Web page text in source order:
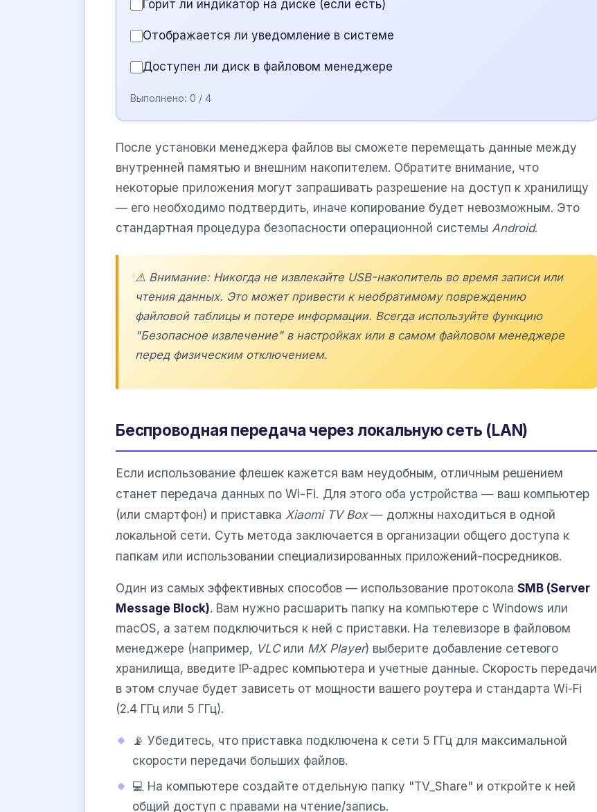
Горит ли индикатор на диске (если есть)
Отображается ли уведомление в системе
Доступен ли диск в файловом менеджере
Выполнено: 0 / 4
После установки менеджера файлов вы сможете перемещать данные между
внутренней памятью и внешним накопителем. Обратите внимание, что
некоторые приложения могут запрашивать разрешение на доступ к хранилищу
— его необходимо подтвердить, иначе копирование будет невозможным. Это
стандартная процедура безопасности операционной системы Android.
⚠️ Внимание: Никогда не извлекайте USB-накопитель во время записи или
чтения данных. Это может привести к необратимому повреждению
файловой таблицы и потере информации. Всегда используйте функцию
"Безопасное извлечение" в настройках или в самом файловом менеджере
перед физическим отключением.
Беспроводная передача через локальную сеть (LAN)
Если использование флешек кажется вам неудобным, отличным решением
станет передача данных по Wi-Fi. Для этого оба устройства — ваш компьютер
(или смартфон) и приставка Xiaomi TV Box— должны находиться в одной
локальной сети. Суть метода заключается в организации общего доступа к
папкам или использовании специализированных приложений-посредников.
Один из самых эффективных способов — использование протокола SMB (Server
Message Block). Вам нужно расшарить папку на компьютере с Windows или
macOS, а затем подключиться к ней с приставки. На телевизоре в файловом
менеджере (например, VLCили MX Player) выберите добавление сетевого
хранилища, введите IP-адрес компьютера и учетные данные. Скорость передачи
в этом случае будет зависеть от мощности вашего роутера и стандарта Wi-Fi
(2.4 ГГц или 5 ГГц).
📡 Убедитесь, что приставка подключена к сети 5 ГГц для максимальной
скорости передачи больших файлов.
💻 На компьютере создайте отдельную папку "TV_Share" и откройте к ней
общий доступ с правами на чтение/запись.